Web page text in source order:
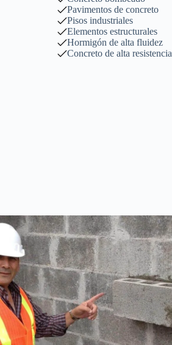
Pavimentos de concreto
Pisos industriales
Elementos estructurales
Hormigón de alta fluidez
Concreto de alta resistencia